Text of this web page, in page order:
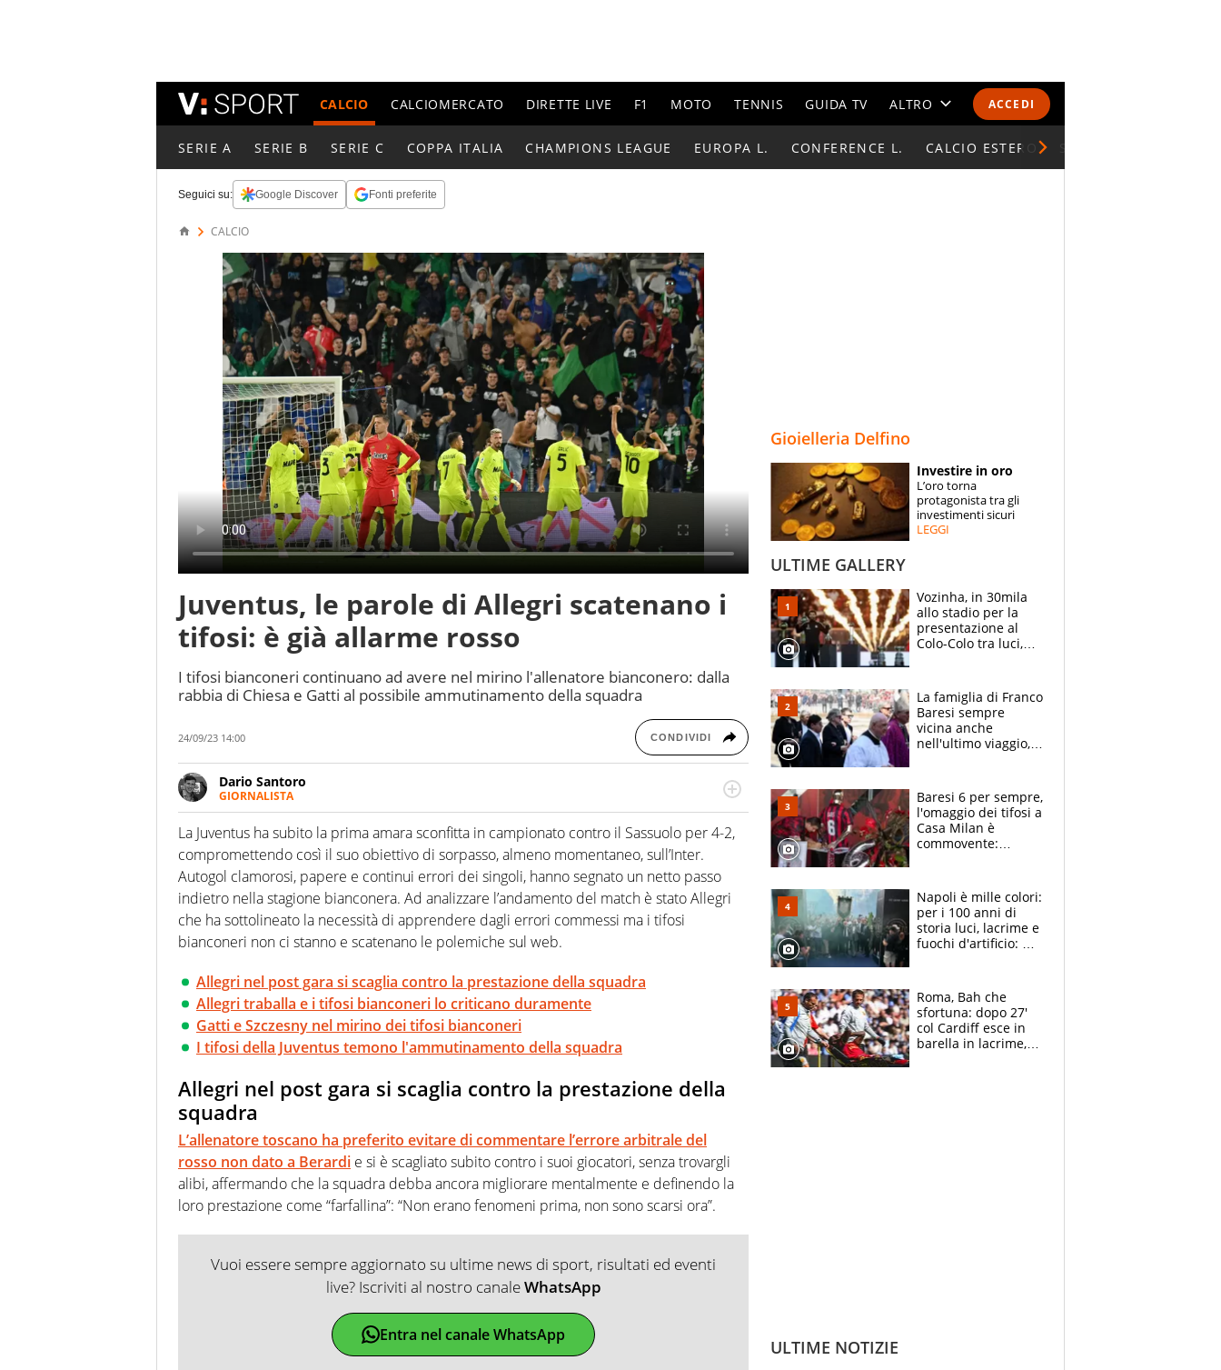
ACCEDI
CALCIO CALCIOMERCATO DIRETTE LIVE F1 MOTO TENNIS GUIDA TV ALTRO
CALENDARI E CLASSIFICHE
ESPERTI
CONTATTI
SERIE A SERIE B SERIE C COPPA ITALIA CHAMPIONS LEAGUE EUROPA L. CONFERENCE L. CALCIO ESTERO
Seguici su: Google Discover Fonti preferite
CALCIO
Juventus, le parole di Allegri scatenano i
tifosi: è già allarme rosso
I tifosi bianconeri continuano ad avere nel mirino l'allenatore bianconero: dalla
rabbia di Chiesa e Gatti al possibile ammutinamento della squadra
24/09/23 14:00 CONDIVIDI
Dario Santoro
GIORNALISTA
Scrive, commenta, racconta lo sport in tutte le sfaccettature. Tocca l'apice quando ha
modo di concentrarsi sulle interviste ai grandi protagonisti
La Juventus ha subito la prima amara sconfitta in campionato contro il Sassuolo per 4-2,
compromettendo così il suo obiettivo di sorpasso, almeno momentaneo, sull’Inter.
Autogol clamorosi, papere e continui errori dei singoli, hanno segnato un netto passo
indietro nella stagione bianconera. Ad analizzare l’andamento del match è stato Allegri
che ha sottolineato la necessità di apprendere dagli errori commessi ma i tifosi
bianconeri non ci stanno e scatenano le polemiche sul web.
Allegri nel post gara si scaglia contro la prestazione della squadra
Allegri traballa e i tifosi bianconeri lo criticano duramente
Gatti e Szczesny nel mirino dei tifosi bianconeri
I tifosi della Juventus temono l'ammutinamento della squadra
Allegri nel post gara si scaglia contro la prestazione della
squadra
L’allenatore toscano ha preferito evitare di commentare l’errore arbitrale del
rosso non dato a Berardi e si è scagliato subito contro i suoi giocatori, senza trovargli
alibi, affermando che la squadra debba ancora migliorare mentalmente e definendo la
loro prestazione come “farfallina”: “Non erano fenomeni prima, non sono scarsi ora”.
Vuoi essere sempre aggiornato su ultime news di sport, risultati ed eventi
live? Iscriviti al nostro canaleWhatsApp
Entra nel canale WhatsApp
Gioielleria Delfino
Investire in oro
L’oro torna
protagonista tra gli
investimenti sicuri
LEGGI
ULTIME GALLERY
Vozinha, in 30mila
allo stadio per la
presentazione al
Colo-Colo tra luci,
La famiglia di Franco
Baresi sempre
vicina anche
nell'ultimo viaggio,
circondati
dall'affetto dei tifosi
Baresi 6 per sempre,
l'omaggio dei tifosi a
Casa Milan è
commovente:
bigliettini
Napoli è mille colori:
per i 100 anni di
storia luci, lacrime e
fuochi d'artificio: De
Roma, Bah che
sfortuna: dopo 27'
col Cardiff esce in
barella in lacrime,
ULTIME NOTIZIE